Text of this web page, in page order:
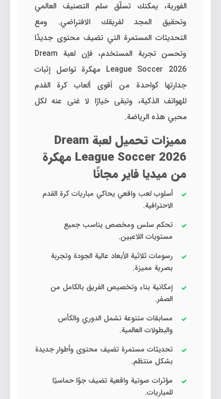
الفورية، يمكنك تسلّق سلم التصنيف العالمي
وتحقيق المجد لفريقك الافتراضي. ومع
التحديثات المستمرة التي تضيف محتوى جديدًا
وتحسن تجربة المستخدم، فإن لعبة Dream
League Soccer 2026 مهكرة تواصل إثبات
جدارتها كواحدة من أقوى ألعاب كرة القدم
للهواتف الذكية، وتبقى خيارًا لا غنى عنه لكل
محبي هذه الرياضة.
مميزات تحميل لعبة Dream
League Soccer 2026 مهكرة
من ميديا فاير مجانًا
أسلوب لعب واقعي يحاكي مباريات كرة القدم
الاحترافية.
تحكم سلس ومخصص يناسب جميع
مستويات اللاعبين.
رسومات ثلاثية الأبعاد عالية الجودة وتجربة
بصرية مميزة.
إمكانية بناء وتخصيص الفريق بالكامل من
الصفر.
مسابقات متنوعة تشمل الدوري والكأس
والبطولات العالمية.
تحديثات مستمرة تضيف محتوى وأطوار جديدة
بشكل منتظم.
مؤثرات صوتية واقعية تضيف جوًا حماسيًا
للمباريات.